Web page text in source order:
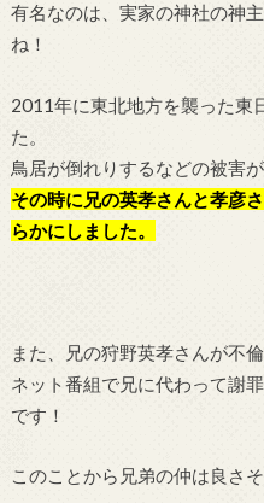
有名なのは、実家の神社の神
ね！
2011年に東北地方を襲った東
た。
鳥居が倒れりするなどの被害
その時に兄の英孝さんと孝彦
らかにしました。
また、兄の狩野英孝さんが不
ネット番組で兄に代わって謝
です！
このことから兄弟の仲は良さ